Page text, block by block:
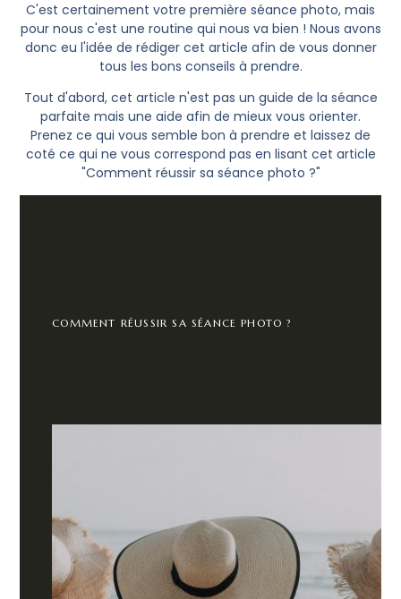
C'est certainement votre première séance photo, mais
pour nous c'est une routine qui nous va bien ! Nous avons
donc eu l'idée de rédiger cet article afin de vous donner
tous les bons conseils à prendre.
Tout d'abord, cet article n'est pas un guide de la séance
parfaite mais une aide afin de mieux vous orienter.
Prenez ce qui vous semble bon à prendre et laissez de
coté ce qui ne vous correspond pas en lisant cet article
"Comment réussir sa séance photo ?"
COMMENT RÉUSSIR SA SÉANCE PHOTO ?